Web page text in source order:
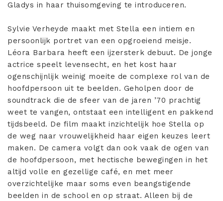
Gladys in haar thuisomgeving te introduceren.
Sylvie Verheyde maakt met Stella een intiem en
persoonlijk portret van een opgroeiend meisje.
Léora Barbara heeft een ijzersterk debuut. De jonge
actrice speelt levensecht, en het kost haar
ogenschijnlijk weinig moeite de complexe rol van de
hoofdpersoon uit te beelden. Geholpen door de
soundtrack die de sfeer van de jaren ’70 prachtig
weet te vangen, ontstaat een intelligent en pakkend
tijdsbeeld. De film maakt inzichtelijk hoe Stella op
de weg naar vrouwelijkheid haar eigen keuzes leert
maken. De camera volgt dan ook vaak de ogen van
de hoofdpersoon, met hectische bewegingen in het
altijd volle en gezellige café, en met meer
overzichtelijke maar soms even beangstigende
beelden in de school en op straat. Alleen bij de